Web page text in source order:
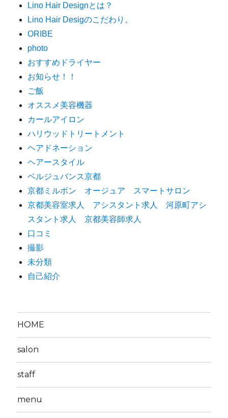
Lino Hair Designとは？
Lino Hair Desigのこだわり。
ORIBE
photo
おすすめドライヤー
お知らせ！！
ご飯
オススメ美容機器
カールアイロン
ハリウッドトリートメント
ヘアドネーション
ヘアースタイル
ベルジュバンス京都
京都ミルボン オージュア スマートサロン
京都美容室求人 アシスタント求人 河原町アシ
スタント求人 京都美容師求人
口コミ
撮影
未分類
自己紹介
HOME
salon
staff
menu